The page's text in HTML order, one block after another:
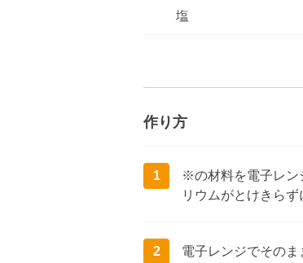
塩
作り方
1
※の材料を電子レン
リウムがとけきらず
2
電子レンジでその